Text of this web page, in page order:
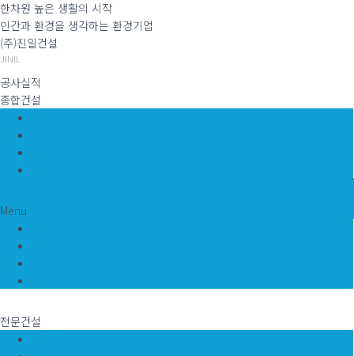
한차원 높은 생활의 시작
인간과 환경을 생각하는 환경기업
(주)진일건설
JINIL
공사실적
종합건설
Menu
전문건설